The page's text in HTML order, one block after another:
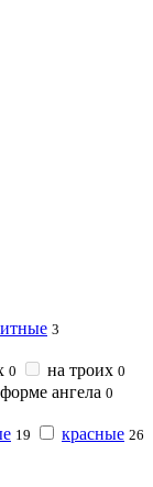
3
0 на троих 0
ангела 0
19 красные 26